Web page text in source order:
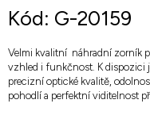
Kód: G-20159
Velmi kvalitní náhradní zorník
vzhled i funkčnost. K dispozici
precizní optické kvalitě,
pohodlí a perfektní viditelnost